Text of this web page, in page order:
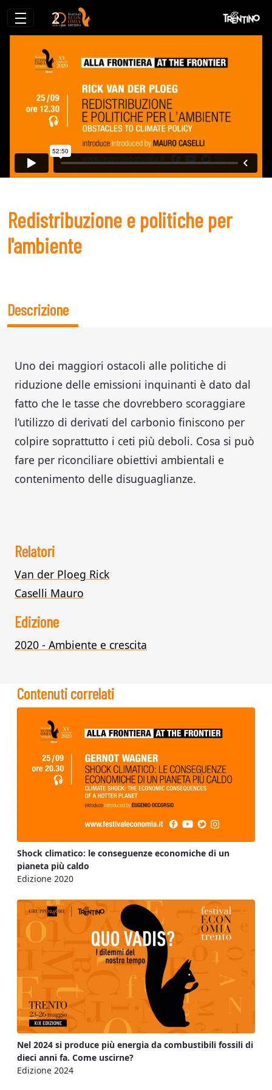
Redistribuzione e politiche per
Redistribuzione e politiche per
l'ambiente
Descrizione
Uno dei maggiori ostacoli alle politiche di
riduzione delle emissioni inquinanti è dato dal
fatto che le tasse che dovrebbero scoraggiare
l’utilizzo di derivati del carbonio finiscono per
colpire soprattutto i ceti più deboli. Cosa si può
fare per riconciliare obiettivi ambientali e
contenimento delle disuguaglianze.
Relatori
Van der Ploeg Rick
Caselli Mauro
Edizione
2020 - Ambiente e crescita
Contenuti correlati
Shock climatico: le conseguenze economiche di un
pianeta più caldo
Edizione 2020
Nel 2024 si produce più energia da combustibili fossili di
dieci anni fa. Come uscirne?
Edizione 2024